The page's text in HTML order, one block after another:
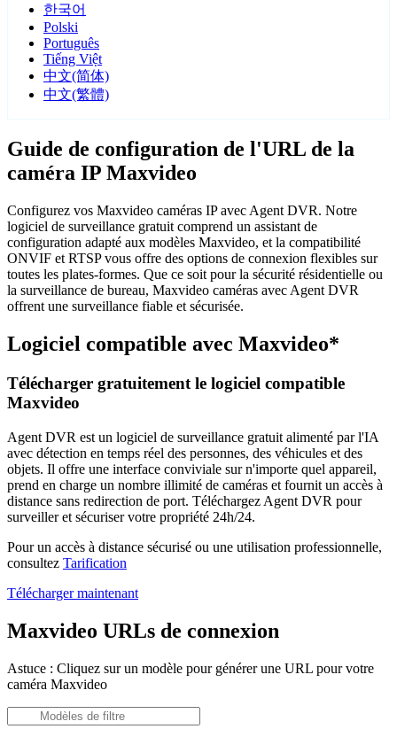
한국어
Polski
Português
Tiếng Việt
中文(简体)
中文(繁體)
Guide de configuration de l'URL de la
caméra IP Maxvideo
Configurez vos Maxvideo caméras IP avec Agent DVR. Notre
logiciel de surveillance gratuit comprend un assistant de
configuration adapté aux modèles Maxvideo, et la compatibilité
ONVIF et RTSP vous offre des options de connexion flexibles sur
toutes les plates-formes. Que ce soit pour la sécurité résidentielle ou
la surveillance de bureau, Maxvideo caméras avec Agent DVR
offrent une surveillance fiable et sécurisée.
Logiciel compatible avec Maxvideo*
Télécharger gratuitement le logiciel compatible
Maxvideo
Agent DVR est un logiciel de surveillance gratuit alimenté par l'IA
avec détection en temps réel des personnes, des véhicules et des
objets. Il offre une interface conviviale sur n'importe quel appareil,
prend en charge un nombre illimité de caméras et fournit un accès à
distance sans redirection de port. Téléchargez Agent DVR pour
surveiller et sécuriser votre propriété 24h/24.
Pour un accès à distance sécurisé ou une utilisation professionnelle,
consultez Tarification
Télécharger maintenant
Maxvideo URLs de connexion
Astuce : Cliquez sur un modèle pour générer une URL pour votre
caméra Maxvideo